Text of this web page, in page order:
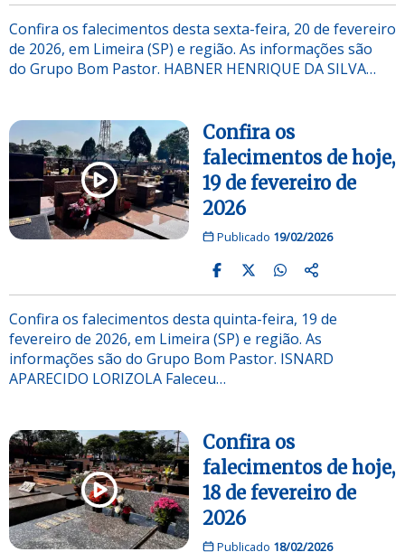
Confira os falecimentos desta sexta-feira, 20 de fevereiro
de 2026, em Limeira (SP) e região. As informações são
do Grupo Bom Pastor. HABNER HENRIQUE DA SILVA…
Confira os
falecimentos de hoje,
19 de fevereiro de
2026
Publicado 19/02/2026
Confira os falecimentos desta quinta-feira, 19 de
fevereiro de 2026, em Limeira (SP) e região. As
informações são do Grupo Bom Pastor. ISNARD
APARECIDO LORIZOLA Faleceu…
Confira os
falecimentos de hoje,
18 de fevereiro de
2026
Publicado 18/02/2026